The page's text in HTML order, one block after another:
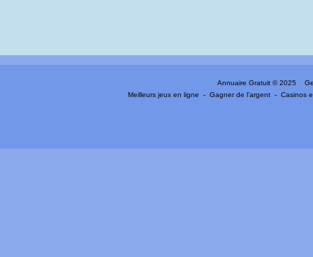
Annuaire Gratuit © 2025
Meilleurs jeux en ligne
-Gagner de l'argent -Casinos